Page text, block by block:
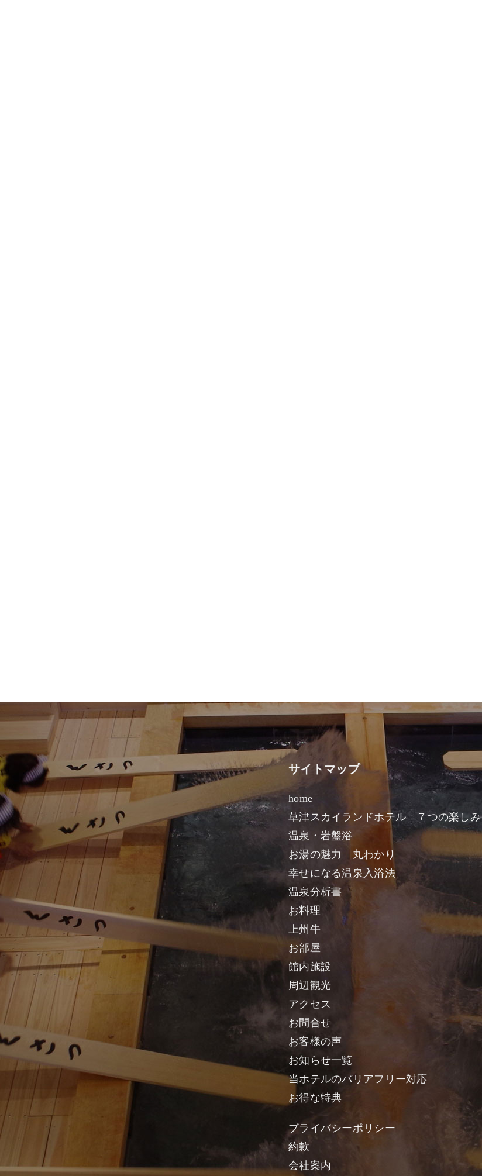
サイトマップ
home
草津スカイランドホテル ７つの楽しみ
温泉・岩盤浴
お湯の魅力 丸わかり
幸せになる温泉入浴法
温泉分析書
お料理
上州牛
お部屋
館内施設
周辺観光
アクセス
お問合せ
お客様の声
お知らせ一覧
当ホテルのバリアフリー対応
お得な特典
プライバシーポリシー
約款
会社案内